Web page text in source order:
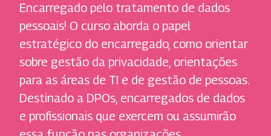
Encarregado pelo tratamento de dados
pessoais! O curso aborda o papel
estratégico do encarregado, como orientar
sobre gestão da privacidade, orientações
para as áreas de TI e de gestão de pessoas.
Destinado a DPOs, encarregados de dados
e profissionais que exercem ou assumirão